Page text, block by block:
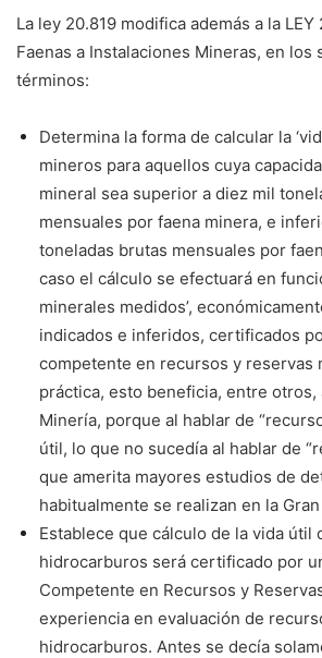
La ley 20.819 modifica además a la
Faenas a Instalaciones Mineras, en los
términos:
Determina la forma de calcular la
mineros para aquellos cuya
mineral sea superior a diez mil
mensuales por faena minera, e
toneladas brutas mensuales por
caso el cálculo se efectuará en
minerales medidos’,
indicados e inferidos, certificados
competente en recursos y reservas
práctica, esto beneficia, entre otros,
Minería, porque al hablar de
útil, lo que no sucedía al hablar de
que amerita mayores estudios de
habitualmente se realizan en la
Establece que cálculo de la vida útil
hidrocarburos será certificado por
Competente en Recursos y
experiencia en evaluación de
hidrocarburos. Antes se decía